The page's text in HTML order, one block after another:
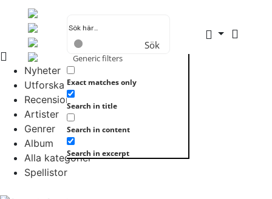
Sök
Generic filters
Exact matches only
Search in title
Search in content
Search in excerpt
Nyheter
Utforska allt
Recensioner
Artister
Genrer
Album
Alla kategorier
Spellistor